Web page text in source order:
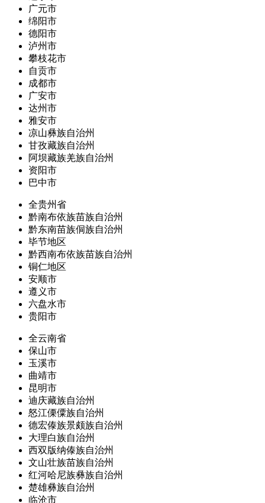
广元市
绵阳市
德阳市
泸州市
攀枝花市
自贡市
成都市
广安市
达州市
雅安市
凉山彝族自治州
甘孜藏族自治州
阿坝藏族羌族自治州
资阳市
巴中市
全贵州省
黔南布依族苗族自治州
黔东南苗族侗族自治州
毕节地区
黔西南布依族苗族自治州
铜仁地区
安顺市
遵义市
六盘水市
贵阳市
全云南省
保山市
玉溪市
曲靖市
昆明市
迪庆藏族自治州
怒江傈僳族自治州
德宏傣族景颇族自治州
大理白族自治州
西双版纳傣族自治州
文山壮族苗族自治州
红河哈尼族彝族自治州
楚雄彝族自治州
临沧市